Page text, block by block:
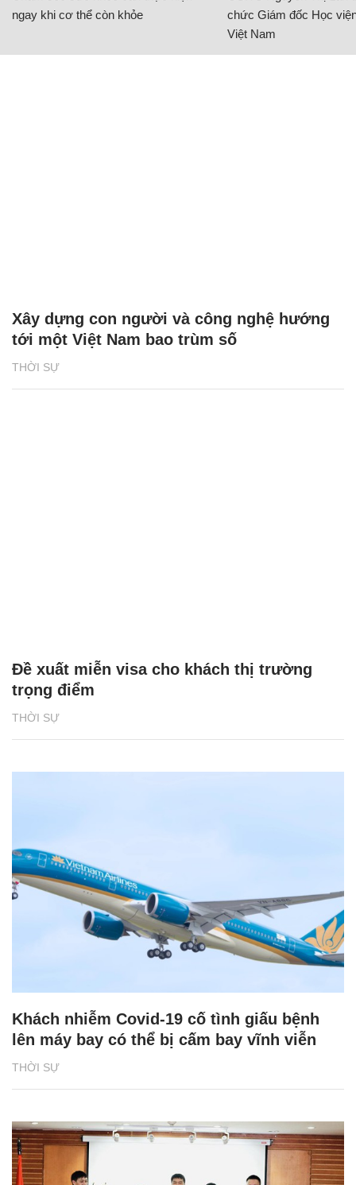
ngay khi cơ thể còn khỏe
chức Giám đốc Học
Việt Nam
THỜI SỰ
Xây dựng con người và công nghệ hướng
tới một Việt Nam bao trùm số
THỜI SỰ
Đề xuất miễn visa cho khách thị trường
trọng điểm
THỜI SỰ
Khách nhiễm Covid-19 cố tình giấu bệnh
lên máy bay có thể bị cấm bay vĩnh viễn